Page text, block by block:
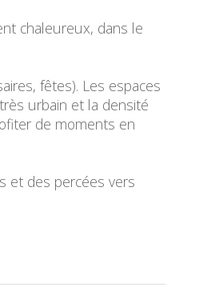
chaleureux, dans le
fêtes). Les espaces
urbain et la densité
de moments en
et des percées vers